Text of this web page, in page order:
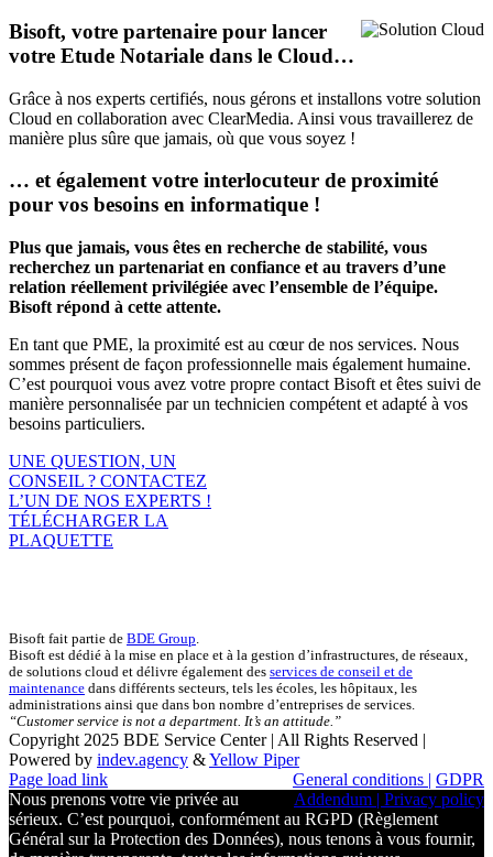
Bisoft, votre partenaire pour lancer
votre Etude Notariale dans le Cloud…
Grâce à nos experts certifiés, nous gérons et installons votre solution
Cloud en collaboration avec ClearMedia. Ainsi vous travaillerez de
manière plus sûre que jamais, où que vous soyez !
… et également votre interlocuteur de proximité
pour vos besoins en informatique !
Plus que jamais, vous êtes en recherche de stabilité, vous
recherchez un partenariat en confiance et au travers d’une
relation réellement privilégiée avec l’ensemble de l’équipe.
Bisoft répond à cette attente.
En tant que PME, la proximité est au cœur de nos services. Nous
sommes présent de façon professionnelle mais également humaine.
C’est pourquoi vous avez votre propre contact Bisoft et êtes suivi de
manière personnalisée par un technicien compétent et adapté à vos
besoins particuliers.
UNE QUESTION, UN
CONSEIL ? CONTACTEZ
L’UN DE NOS EXPERTS !
TÉLÉCHARGER LA
PLAQUETTE
Bisoft fait partie de BDE Group.
Bisoft est dédié à la mise en place et à la gestion d’infrastructures, de réseaux,
de solutions cloud et délivre également des services de conseil et de
maintenance dans différents secteurs, tels les écoles, les hôpitaux, les
administrations ainsi que dans bon nombre d’entreprises de services.
“Customer service is not a department. It’s an attitude.”
Copyright 2025 BDE Service Center | All Rights Reserved |
Powered by indev.agency &Yellow Piper
General conditions | GDPR
Addendum | Privacy policy
Page load link
Nous prenons votre vie privée au
sérieux. C’est pourquoi, conformément au RGPD (Règlement
Général sur la Protection des Données), nous tenons à vous fournir,